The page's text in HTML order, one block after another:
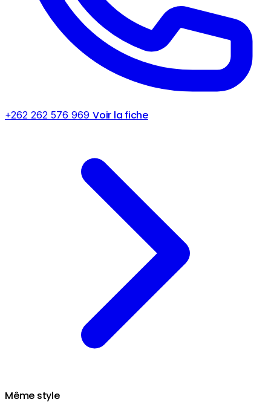
+262 262 576 969 Voir la fiche
Même style